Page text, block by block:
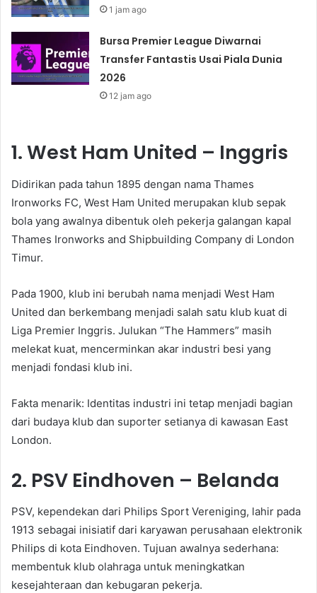
1 jam ago
Bursa Premier League Diwarnai
Transfer Fantastis Usai Piala Dunia
2026
12 jam ago
1. West Ham United – Inggris
Didirikan pada tahun 1895 dengan nama Thames
Ironworks FC, West Ham United merupakan klub sepak
bola yang awalnya dibentuk oleh pekerja galangan kapal
Thames Ironworks and Shipbuilding Company di London
Timur.
Pada 1900, klub ini berubah nama menjadi West Ham
United dan berkembang menjadi salah satu klub kuat di
Liga Premier Inggris. Julukan “The Hammers” masih
melekat kuat, mencerminkan akar industri besi yang
menjadi fondasi klub ini.
Fakta menarik: Identitas industri ini tetap menjadi bagian
dari budaya klub dan suporter setianya di kawasan East
London.
2. PSV Eindhoven – Belanda
PSV, kependekan dari Philips Sport Vereniging, lahir pada
1913 sebagai inisiatif dari karyawan perusahaan elektronik
Philips di kota Eindhoven. Tujuan awalnya sederhana:
membentuk klub olahraga untuk meningkatkan
kesejahteraan dan kebugaran pekerja.